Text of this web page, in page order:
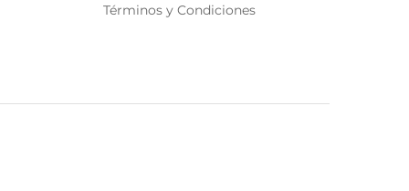
Términos y Condiciones